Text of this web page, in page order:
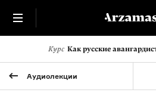
Курс Как русские
Аудиолекции